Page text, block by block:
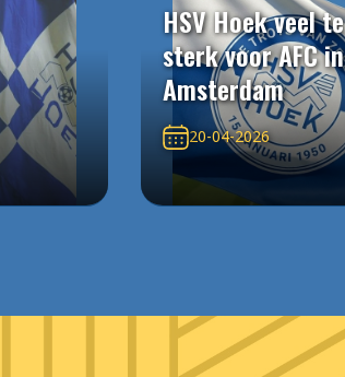
HSV Hoek veel te
sterk voor AFC in
Amsterdam
20-04-2026